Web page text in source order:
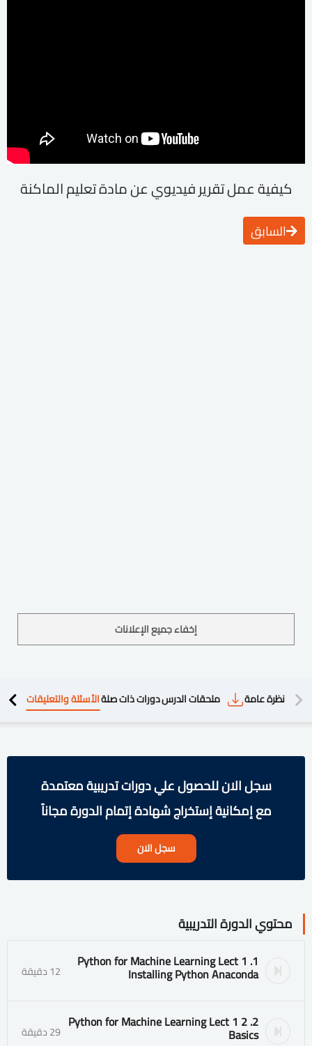
كيفية عمل تقرير فيديوي عن مادة تعليم الماكنة
السابق
إخفاء جميع الإعلانات
نظرة عامة ملحقات الدرسدورات ذات صلةالأسئلة والتعليقات
سجل الان للحصول علي دورات تدريبية معتمدة
مع إمكانية إستخراج شهادة إتمام الدورة مجاناً
سجل الان
محتوي الدورة التدريبية
1. Python for Machine Learning Lect 1
Installing Python Anaconda 12 دقيقة
2. Python for Machine Learning Lect 1 2
Basics 29 دقيقة